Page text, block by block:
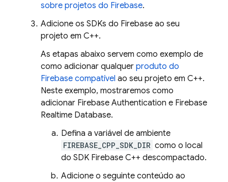
sobre projetos do Firebase.
Adicione os SDKs do Firebase ao seu
projeto em C++.
As etapas abaixo servem como exemplo de
como adicionar qualquer produto do
Firebase compatível ao seu projeto em C++.
Neste exemplo, mostraremos como
adicionar Firebase Authentication e Firebase
Realtime Database.
Defina a variável de ambiente
FIREBASE_CPP_SDK_DIR como o local
do SDK Firebase C++ descompactado.
Adicione o seguinte conteúdo ao